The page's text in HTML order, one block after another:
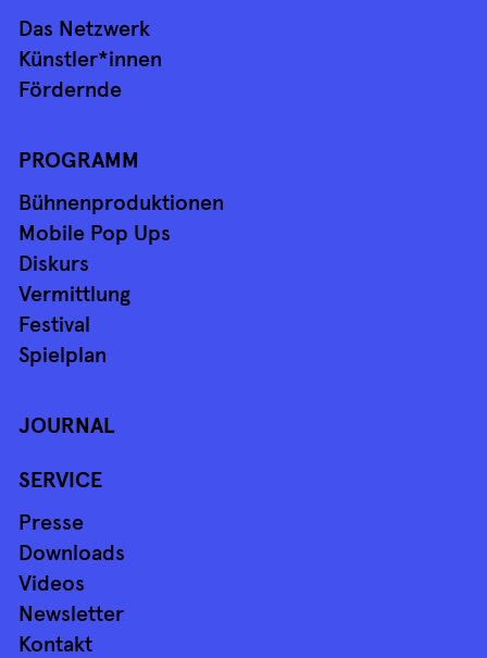
Das Netzwerk
Künstler*innen
Fördernde
PROGRAMM
Bühnenproduktionen
Mobile Pop Ups
Diskurs
Vermittlung
Festival
Spielplan
JOURNAL
SERVICE
Presse
Downloads
Videos
Newsletter
Kontakt